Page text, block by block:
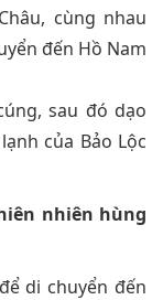
cùng nhau
đến Hồ Nam
sau đó dạo
của Bảo Lộc
nhiên hùng
di chuyển đến